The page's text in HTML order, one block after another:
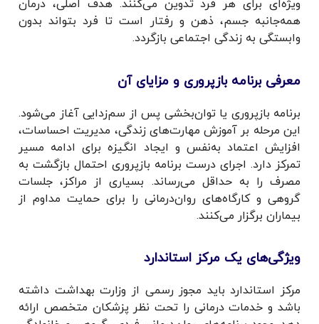
ویژه‌ای برای هر فرد تدوین می‌کنند. هدف اصلی، درمان
همه‌جانبه جسم، ذهن و رفتار است تا فرد بتواند بدون
وابستگی به زندگی اجتماعی بازگردد.
معرفی برنامه بازپروری و مزایای آن
برنامه بازپروری یا توان‌بخشی پس از سم‌زدایی آغاز می‌شود.
این مرحله بر آموزش مهارت‌های زندگی، مدیریت احساسات،
افزایش اعتماد به‌نفس و ایجاد انگیزه برای ادامه مسیر
تمرکز دارد. اجرای درست برنامه بازپروری احتمال بازگشت به
مصرف را به حداقل می‌رساند. بسیاری از مراکز، جلسات
گروهی و کارگاه‌های روان‌درمانی را برای حمایت مداوم از
بیماران برگزار می‌کنند.
ویژگی‌های یک مرکز استاندارد
مرکز استاندارد باید مجوز رسمی از وزارت بهداشت داشته
باشد و خدمات درمانی را تحت نظر پزشکان متخصص ارائه